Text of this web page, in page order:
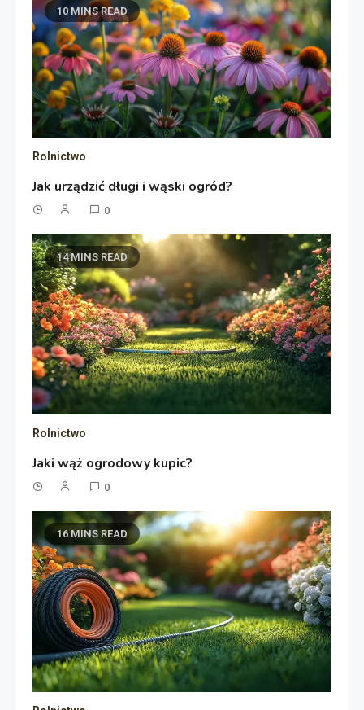
10 MINS READ
Rolnictwo
Jak urządzić długi i wąski ogród?
0
14 MINS READ
Rolnictwo
Jaki wąż ogrodowy kupic?
0
16 MINS READ